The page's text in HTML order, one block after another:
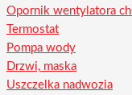
Opornik wentylatora
Termostat
Pompa wody
Drzwi, maska
Uszczelka nadwozia